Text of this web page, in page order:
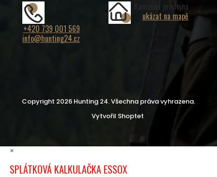
+420 739 001 569
info@hunting24.cz
Kamenná prodejna
ukázat na mapě
Vytvořil Shoptet
Copyright 2026 Hunting 24. Všechna práva vyhrazena.
×
SPLÁTKOVÁ KALKULAČKA ESSOX